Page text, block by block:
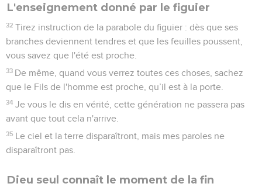
L'enseignement donné par le figuier
32 Tirez instruction de la parabole du figuier : dès que ses
branches deviennent tendres et que les feuilles poussent,
vous savez que l'été est proche.
33 De même, quand vous verrez toutes ces choses, sachez
que le Fils de l'homme est proche, qu’il est à la porte.
34 Je vous le dis en vérité, cette génération ne passera pas
avant que tout cela n'arrive.
35 Le ciel et la terre disparaîtront, mais mes paroles ne
disparaîtront pas.
Dieu seul connaît le moment de la fin